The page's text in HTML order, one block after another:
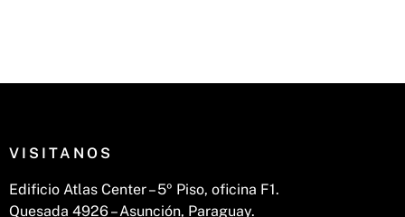
VISITANOS
Edificio Atlas Center – 5º Piso, oficina F1.
Quesada 4926 – Asunción, Paraguay.